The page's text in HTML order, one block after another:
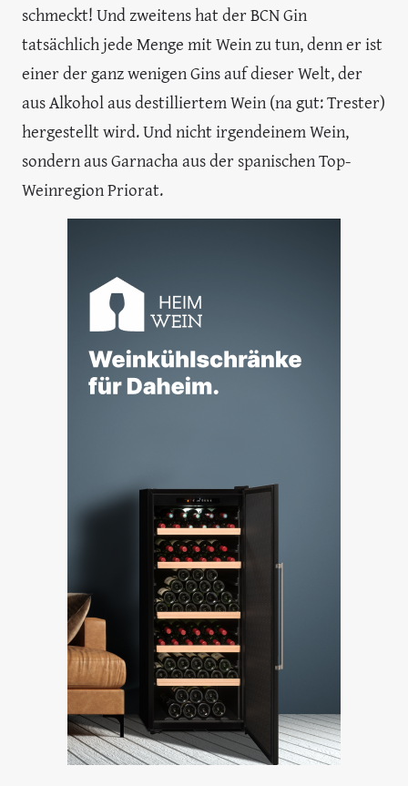
schmeckt! Und zweitens hat der BCN Gin
tatsächlich jede Menge mit Wein zu tun, denn er ist
einer der ganz wenigen Gins auf dieser Welt, der
aus Alkohol aus destilliertem Wein (na gut: Trester)
hergestellt wird. Und nicht irgendeinem Wein,
sondern aus Garnacha aus der spanischen Top-
Weinregion Priorat.